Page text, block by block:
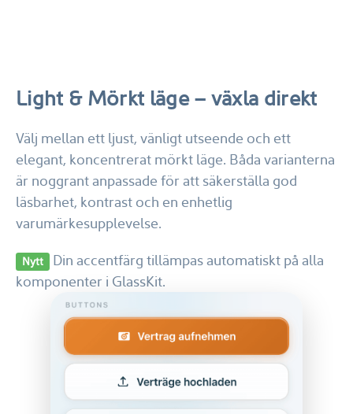
Light & Mörkt läge – växla direkt
Välj mellan ett ljust, vänligt utseende och ett
elegant, koncentrerat mörkt läge. Båda varianterna
är noggrant anpassade för att säkerställa god
läsbarhet, kontrast och en enhetlig
varumärkesupplevelse.
Nytt
Din accentfärg tillämpas automatiskt på alla
komponenter i GlassKit.